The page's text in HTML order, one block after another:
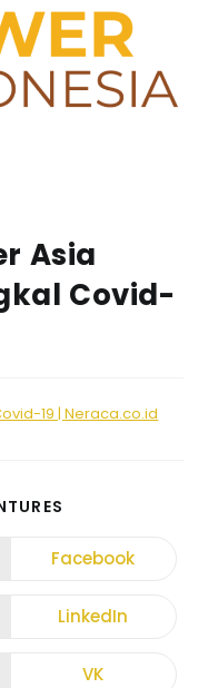
Asia
Covid-
19 | Neraca.co.id
Facebook
LinkedIn
VK